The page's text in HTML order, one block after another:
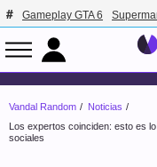
Gameplay GTA 6
Vandal Random
Noticias
Los expertos coinciden: esto es
sociales